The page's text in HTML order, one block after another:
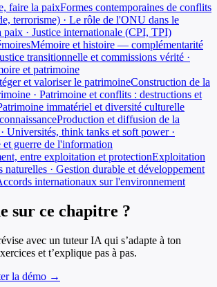
faire la paixFormes contemporaines de conflits
terrorisme) · Le rôle de l'ONU dans le
paix · Justice internationale (CPI, TPI)
Mémoire et histoire — complémentarité
transitionnelle et commissions vérité ·
et patrimoine
et valoriser le patrimoineConstruction de la
· Patrimoine et conflits : destructions et
immatériel et diversité culturelle
Production et diffusion de la
Universités, think tanks et soft power ·
et guerre de l'information
entre exploitation et protectionExploitation
naturelles · Gestion durable et développement
internationaux sur l'environnement
sur ce chapitre ?
avec un tuteur IA qui s’adapte à ton
et t’explique pas à pas.
la démo →